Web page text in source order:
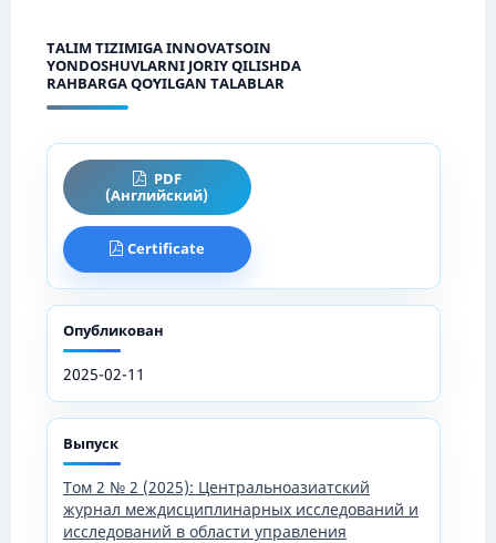
TAʻLIM TIZIMIGA INNOVATSOIN
YONDOSHUVLARNI JORIY QILISHDA
RAHBARGA QOʻYILGAN TALABLAR
PDF
(Английский)
Certificate
Опубликован
2025-02-11
Выпуск
Том 2 № 2 (2025): Центральноазиатский
журнал междисциплинарных исследований и
исследований в области управления